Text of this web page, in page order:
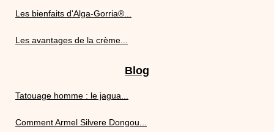
Les bienfaits d'Alga-Gorria®...
Les avantages de la crème...
Blog
Tatouage homme : le jagua...
Comment Armel Silvere Dongou...